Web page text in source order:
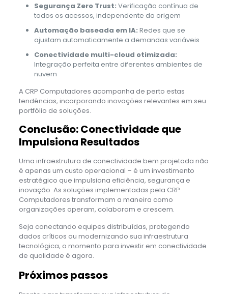
Segurança Zero Trust: Verificação contínua de
todos os acessos, independente da origem
Automação baseada em IA: Redes que se
ajustam automaticamente a demandas variáveis
Conectividade multi-cloud otimizada:
Integração perfeita entre diferentes ambientes de
nuvem
A CRP Computadores acompanha de perto estas
tendências, incorporando inovações relevantes em seu
portfólio de soluções.
Conclusão: Conectividade que
Impulsiona Resultados
Uma infraestrutura de conectividade bem projetada não
é apenas um custo operacional – é um investimento
estratégico que impulsiona eficiência, segurança e
inovação. As soluções implementadas pela CRP
Computadores transformam a maneira como
organizações operam, colaboram e crescem.
Seja conectando equipes distribuídas, protegendo
dados críticos ou modernizando sua infraestrutura
tecnológica, o momento para investir em conectividade
de qualidade é agora.
Próximos passos